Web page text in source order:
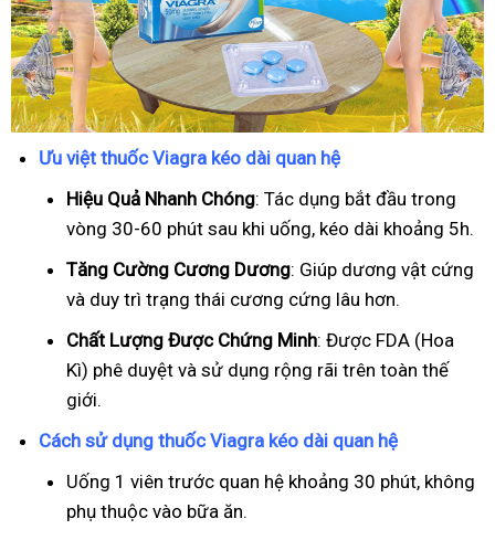
Ưu việt thuốc Viagra kéo dài quan hệ
Hiệu Quả Nhanh Chóng: Tác dụng bắt đầu trong
vòng 30-60 phút sau khi uống, kéo dài khoảng 5h.
Tăng Cường Cương Dương: Giúp dương vật cứng
và duy trì trạng thái cương cứng lâu hơn.
Chất Lượng Được Chứng Minh: Được FDA (Hoa
Kì) phê duyệt và sử dụng rộng rãi trên toàn thế
giới.
Cách sử dụng thuốc Viagra kéo dài quan hệ
Uống 1 viên trước quan hệ khoảng 30 phút, không
phụ thuộc vào bữa ăn.